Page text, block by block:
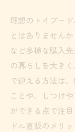
理想のトイプー
とはありません
など多様な購入
の暮らしを大き
で迎える方法は
ことや、しつけ
ができる点で注
ドル直販のメリ